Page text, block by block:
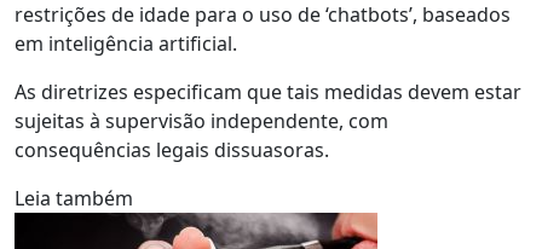
restrições de idade para o uso de ‘chatbots’, baseados
em inteligência artificial.
As diretrizes especificam que tais medidas devem estar
sujeitas à supervisão independente, com
consequências legais dissuasoras.
Leia também